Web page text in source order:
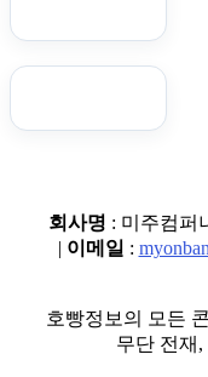
회사명 : 미주컴퍼
| 이메일 :
호빵정보의 모든
무단 전재